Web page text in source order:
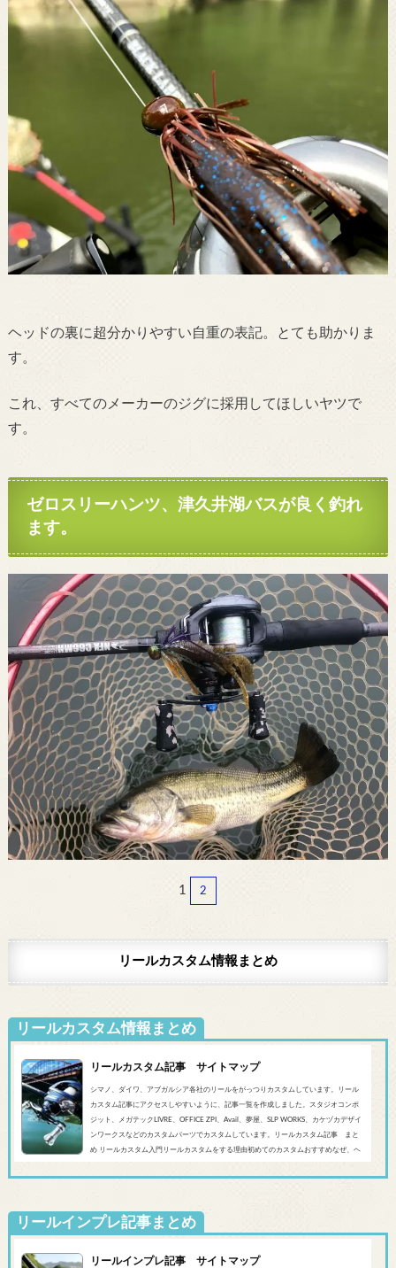
ヘッドの裏に超分かりやすい自重の表記。とても助かりま
す。
これ、すべてのメーカーのジグに採用してほしいヤツで
す。
ゼロスリーハンツ、津久井湖バスが良く釣れ
ます。
1 2
リールカスタム情報まとめ
リールカスタム情報まとめ
リールカスタム記事 サイトマップ
シマノ、ダイワ、アブガルシア各社のリールをがっつりカスタムしています。リール
カスタム記事にアクセスしやすいように、記事一覧を作成しました。スタジオコンポ
ジット、メガテックLIVRE、OFFICE ZPI、Avail、夢屋、SLP WORKS、カケヅカデザイ
ンワークスなどのカスタムパーツでカスタムしています。リールカスタム記事 まと
め リールカスタム入門リールカスタムをする理由初めてのカスタムおすすめなぜ、ヘ
スMGL’19スコーピオンMGL&#0...
リールインプレ記事まとめ
リールインプレ記事 サイトマップ